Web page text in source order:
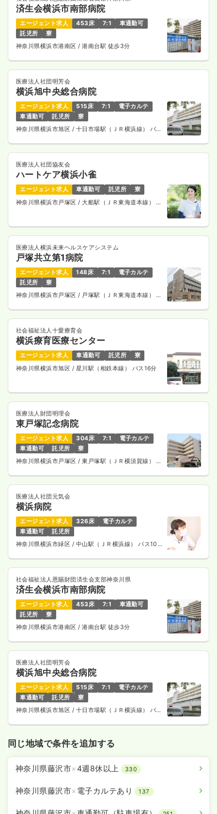
外来正看護師 一般＋療養
2交代（常勤） 一時募集休止
給与 30.8万円/月 賞与2.9ヶ月
時間 8:30～17:00
4週8休以上
オンコールあり
ブランク可
月給34万円以上可
気になる 詳細を見る
日勤のみ（パート）
給与 時給1,500円
時間 8:30～17:00
救急外来正看護師 一般＋療養
2交代（常勤） 一時募集休止
34.3万円/月 賞与2.9ヶ月
時間 8:30～17:00
4週8休以上
ブランク可 月給34万円以上可
気になる 詳細を見る
日勤のみ（パート）
給与 時給1,500円
時間 8:30～17:00
ブランク可
時給1,500円以上可
ICU系正看護師 一般＋療養
2交代（常勤） 一時募集休止
31.5万円/月 賞与3.1ヶ月
4週8休以上
オンコールあり
気になる 詳細を見る
給与 時給1,500円
時間 8:30～17:00
オンコールあり
ブランク可
時給1,500円以上可
気になる 詳細を見る
夜勤のみ（パート）
時間 16:30～9:00
オンコールあり
ブランク可 第二新卒可
済生会横浜市南部病院
エージェント求人 453床 7:1
車通勤可
託児所
寮
神奈川県横浜市港南区/ 港南台駅 徒歩3分
医療法人社団明芳会
横浜旭中央総合病院
エージェント求人 515床 7:1
電子カルテ
車通勤可
託児所
寮
神奈川県横浜市旭区 / 十日市場駅（ＪＲ横浜線） バス
医療法人社団協友会
ハートケア横浜小雀
エージェント求人 車通勤可 託児所
寮
神奈川県横浜市戸塚区 / 大船駅（ＪＲ東海道本線） バ
医療法人横浜未来ヘルスケアシステム
戸塚共立第1病院
エージェント求人 148床 7:1
電子カルテ
託児所
寮
神奈川県横浜市戸塚区/ 戸塚駅（ＪＲ東海道本線） 徒
社会福祉法人十愛療育会
横浜療育医療センター
エージェント求人 車通勤可 託児所
寮
神奈川県横浜市旭区 / 星川駅（相鉄本線） バス16分
医療法人財団明理会
東戸塚記念病院
エージェント求人 304床 7:1
電子カルテ
車通勤可
託児所
寮
神奈川県横浜市戸塚区/ 東戸塚駅（ＪＲ横須賀線） 徒
医療法人社団元気会
横浜病院
エージェント求人 326床
電子カルテ
車通勤可
託児所
神奈川県横浜市緑区 / 中山駅（ＪＲ横浜線） バス10
社会福祉法人恩賜財団済生会支部神奈川県
済生会横浜市南部病院
エージェント求人 453床 7:1
車通勤可
託児所
寮
神奈川県横浜市港南区/ 港南台駅 徒歩3分
医療法人社団明芳会
横浜旭中央総合病院
エージェント求人 515床 7:1
電子カルテ
車通勤可
託児所
寮
神奈川県横浜市旭区 / 十日市場駅（ＪＲ横浜線） バス
同じ地域で条件を追加する
神奈川県藤沢市× 4週8休以上 330
神奈川県藤沢市× 電子カルテあり 137